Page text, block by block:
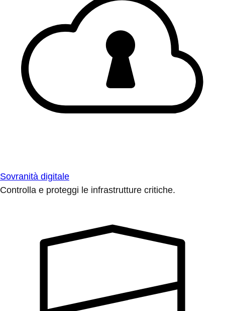
Sovranità digitale
Controlla e proteggi le infrastrutture critiche.